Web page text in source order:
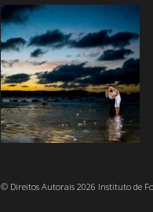
© Direitos Autorais 2026 Instituto de